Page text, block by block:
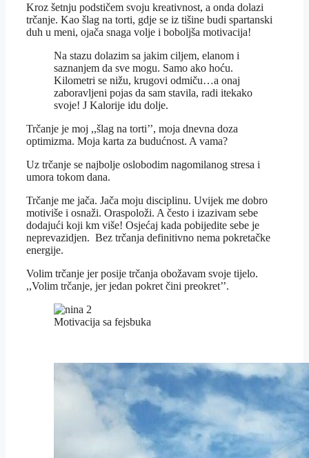
Kroz šetnju podstičem svoju kreativnost, a onda dolazi
trčanje. Kao šlag na torti, gdje se iz tišine budi spartanski
duh u meni, ojača snaga volje i boboljša motivacija!
Na stazu dolazim sa jakim ciljem, elanom i
saznanjem da sve mogu. Samo ako hoću.
Kilometri se nižu, krugovi odmiču…a onaj
zaboravljeni pojas da sam stavila, radi itekako
svoje! J Kalorije idu dolje.
Trčanje je moj ,,šlag na torti’’, moja dnevna doza
optimizma. Moja karta za budućnost. A vama?
Uz trčanje se najbolje oslobodim nagomilanog stresa i
umora tokom dana.
Trčanje me jača. Jača moju disciplinu. Uvijek me dobro
motiviše i osnaži. Oraspoloži. A često i izazivam sebe
dodajući koji km više! Osjećaj kada pobijedite sebe je
neprevazidjen. Bez trčanja definitivno nema pokretačke
energije.
Volim trčanje jer posije trčanja obožavam svoje tijelo.
,,Volim trčanje, jer jedan pokret čini preokret’’.
Motivacija sa fejsbuka